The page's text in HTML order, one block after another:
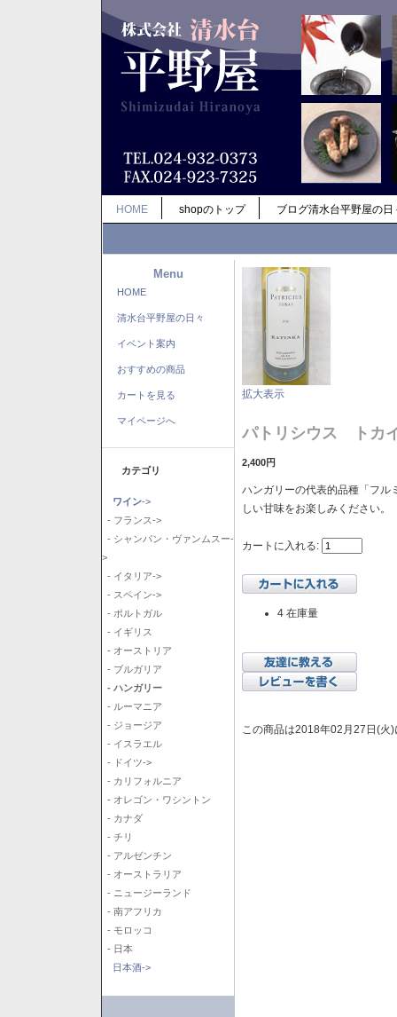
HOME shopのトップ ブログ清水台平野屋の日
Menu
HOME
清水台平野屋の日々
イベント案内
おすすめの商品
カートを見る
マイページへ
カテゴリ
ワイン->
- フランス->
- シャンパン・ヴァンムスー-
>
- イタリア->
- スペイン->
- ポルトガル
- イギリス
- オーストリア
- ブルガリア
- ハンガリー
- ルーマニア
- ジョージア
- イスラエル
- ドイツ->
- カリフォルニア
- オレゴン・ワシントン
- カナダ
- チリ
- アルゼンチン
- オーストラリア
- ニュージーランド
- 南アフリカ
- モロッコ
- 日本
日本酒->
拡大表示
パトリシウス トカ
2,400円
ハンガリーの代表的品種「フル
しい甘味をお楽しみください。
カートに入れる:
4 在庫量
この商品は2018年02月27日(火